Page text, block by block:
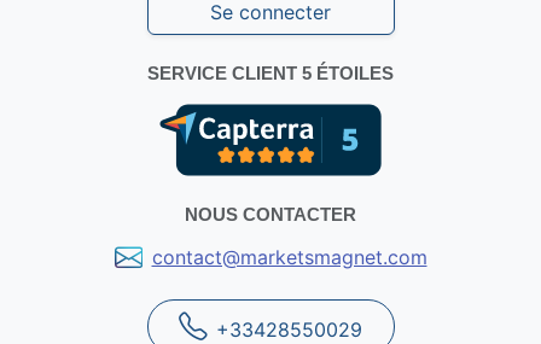
Se connecter
SERVICE CLIENT 5 ÉTOILES
NOUS CONTACTER
contact@marketsmagnet.com
+33428550029